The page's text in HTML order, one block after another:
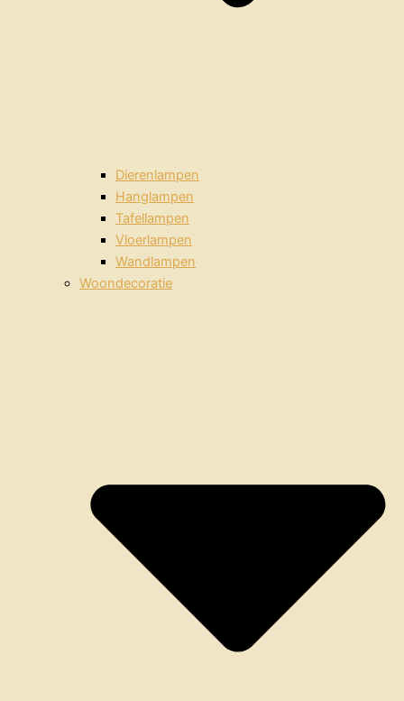
Dierenlampen
Hanglampen
Tafellampen
Vloerlampen
Wandlampen
Woondecoratie